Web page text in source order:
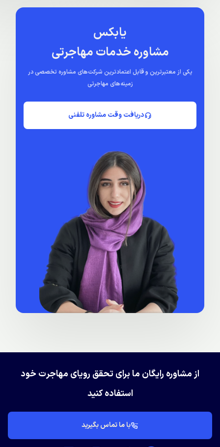
یابکس
مشاوره خدمات مهاجرتی
یکی از معتبرترین و قابل اعتمادترین شرکت‌های مشاوره تخصصی در
زمینه‌های مهاجرتی
دریافت وقت مشاوره تلفنی
از مشاوره رایگان ما برای تحقق رویای مهاجرت خود
استفاده کنید
با ما تماس بگیرید